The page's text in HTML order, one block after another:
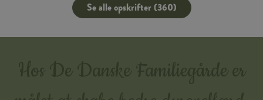
Se alle opskrifter (360)